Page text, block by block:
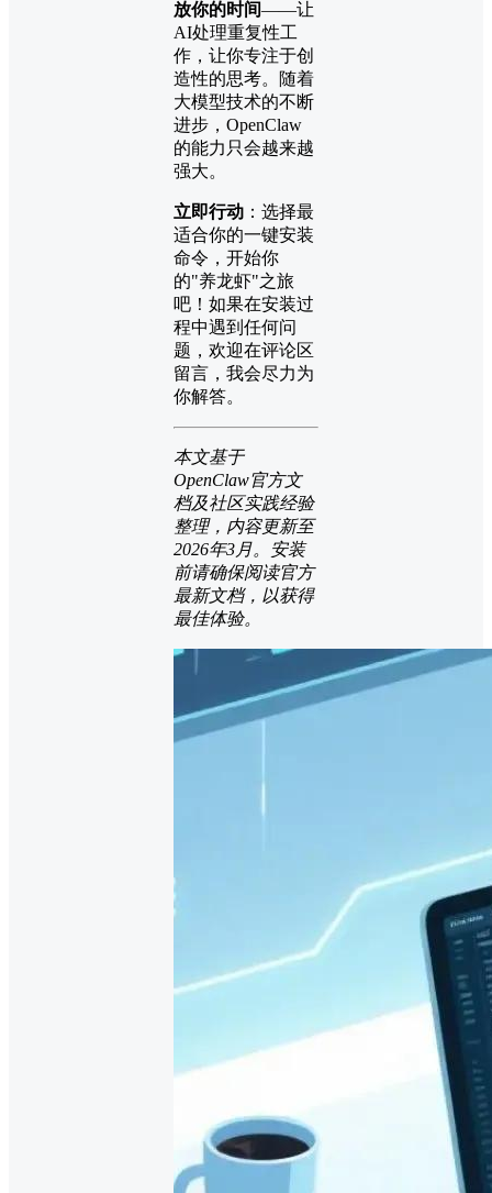
放你的时间——让
AI处理重复性工
作，让你专注于创
造性的思考。随着
大模型技术的不断
进步，OpenClaw
的能力只会越来越
强大。
立即行动 ：选择最
适合你的一键安装
命令，开始你
的"养龙虾"之旅
吧！如果在安装过
程中遇到任何问
题，欢迎在评论区
留言，我会尽力为
你解答。
本文基于
OpenClaw官方文
档及社区实践经验
整理，内容更新至
2026年3月。安装
前请确保阅读官方
最新文档，以获得
最佳体验。